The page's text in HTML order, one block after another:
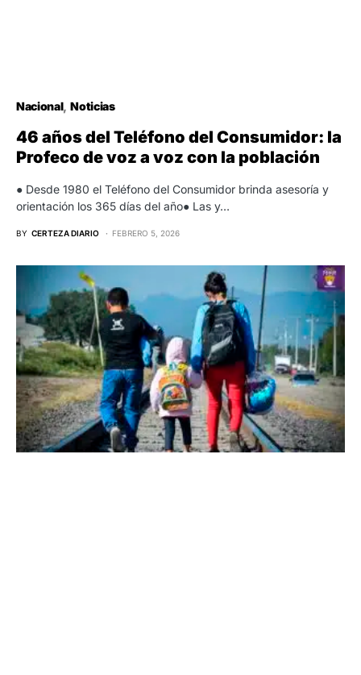
Nacional Noticias
46 años del Teléfono del Consumidor: la
Profeco de voz a voz con la población
● Desde 1980 el Teléfono del Consumidor brinda asesoría y
orientación los 365 días del año● Las y…
BY CERTEZA DIARIO FEBRERO 5, 2026